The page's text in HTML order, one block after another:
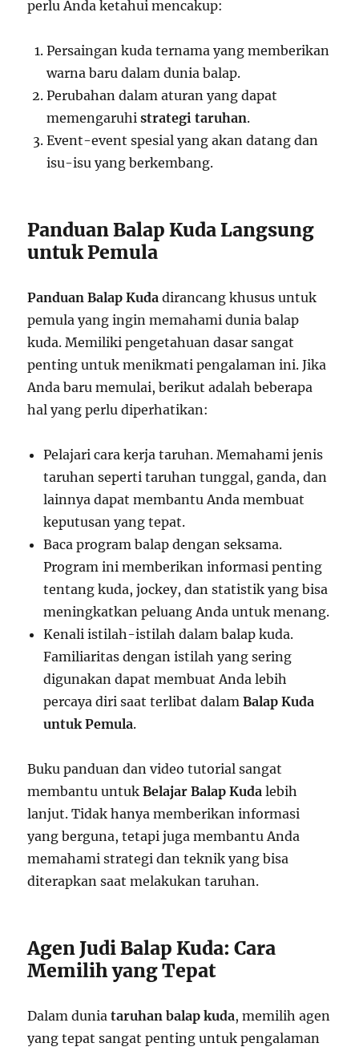
perlu Anda ketahui mencakup:
Persaingan kuda ternama yang memberikan
warna baru dalam dunia balap.
Perubahan dalam aturan yang dapat
memengaruhistrategi taruhan.
Event-event spesial yang akan datang dan
isu-isu yang berkembang.
Panduan Balap Kuda Langsung
untuk Pemula
Panduan Balap Kuda dirancang khusus untuk
pemula yang ingin memahami dunia balap
kuda. Memiliki pengetahuan dasar sangat
penting untuk menikmati pengalaman ini. Jika
Anda baru memulai, berikut adalah beberapa
hal yang perlu diperhatikan:
Pelajari cara kerja taruhan. Memahami jenis
taruhan seperti taruhan tunggal, ganda, dan
lainnya dapat membantu Anda membuat
keputusan yang tepat.
Baca program balap dengan seksama.
Program ini memberikan informasi penting
tentang kuda, jockey, dan statistik yang bisa
meningkatkan peluang Anda untuk menang.
Kenali istilah-istilah dalam balap kuda.
Familiaritas dengan istilah yang sering
digunakan dapat membuat Anda lebih
percaya diri saat terlibat dalamBalap Kuda
untuk Pemula.
Buku panduan dan video tutorial sangat
membantu untukBelajar Balap Kuda lebih
lanjut. Tidak hanya memberikan informasi
yang berguna, tetapi juga membantu Anda
memahami strategi dan teknik yang bisa
diterapkan saat melakukan taruhan.
Agen Judi Balap Kuda: Cara
Memilih yang Tepat
Dalam duniataruhan balap kuda, memilih agen
yang tepat sangat penting untuk pengalaman